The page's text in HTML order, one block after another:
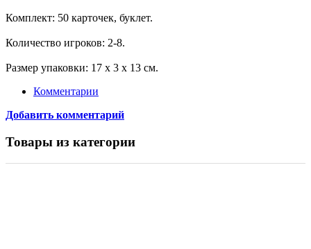
Комплект: 50 карточек, буклет.
Количество игроков: 2-8.
Размер упаковки: 17 х 3 х 13 см.
Комментарии
Добавить комментарий
Товары из категории